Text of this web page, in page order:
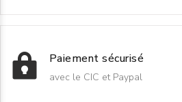
Paiement sécurisé
avec le CIC et Paypal